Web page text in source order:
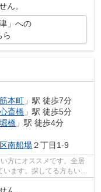
ん。
」への
ら
本町 」駅 徒歩7分
心斎橋 」駅 徒歩5分
橋 」駅 徒歩4分
南船場２丁目1-9
方にオススメです。全居
ます。探してる方もいる